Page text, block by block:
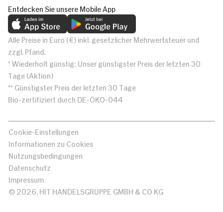
Entdecken Sie unsere Mobile App
Alle Preise in Euro (€) inkl. gesetzlicher Mehrwertsteuer und
zzgl. Pfand.
* Wiederholt günstig: Unser günstigster Preis der letzten 30
Tage (Aktion)
** Günstigster Preis der letzten 30 Tage
Bio-zertifiziert durch DE-ÖKO-044
Cookie-Einstellungen
Informationen zu Cookies
Nutzungsbedingungen
Datenschutz
Impressum
© 2026, HIT HANDELSGRUPPE GMBH & CO KG